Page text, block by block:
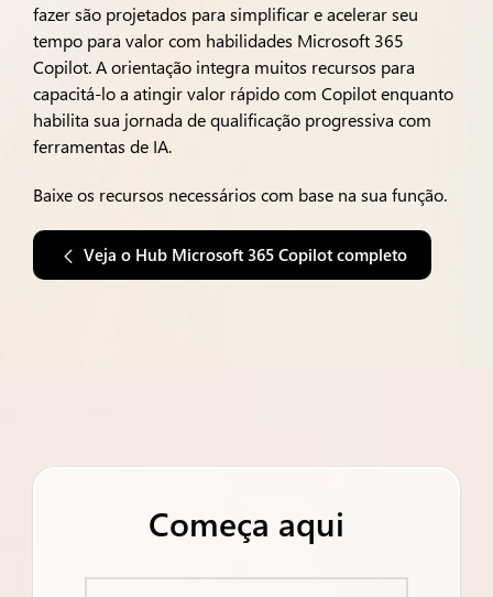
fazer são projetados para simplificar e acelerar seu
tempo para valor com habilidades Microsoft 365
Copilot. A orientação integra muitos recursos para
capacitá-lo a atingir valor rápido com Copilot enquanto
habilita sua jornada de qualificação progressiva com
ferramentas de IA.
Baixe os recursos necessários com base na sua função.
Veja o Hub Microsoft 365 Copilot completo
Começa aqui